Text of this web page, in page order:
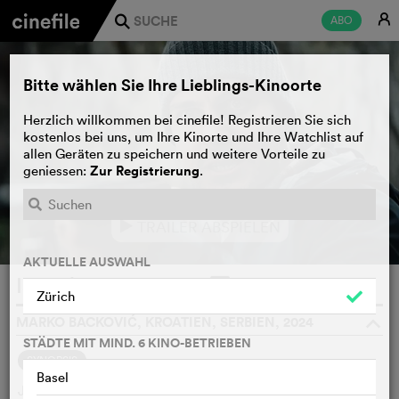
ABO E
j
TRAILER ABSPIELEN
Isolation
SYNOPSIS
Jovan ist ein junger Biologe voller Enthusiasmus, der
Bitte wählen Sie Ihre Lieblings-Kinoorte
Herzlich willkommen bei cinefile! Registrieren Sie sich
kostenlos bei uns, um Ihre Kinorte und Ihre Watchlist auf
allen Geräten zu speichern und weitere Vorteile zu
geniessen: Zur Registrierung.
AKTUELLE AUSWAHL
Zürich
STÄDTE MIT MIND. 6 KINO-BETRIEBEN
Basel